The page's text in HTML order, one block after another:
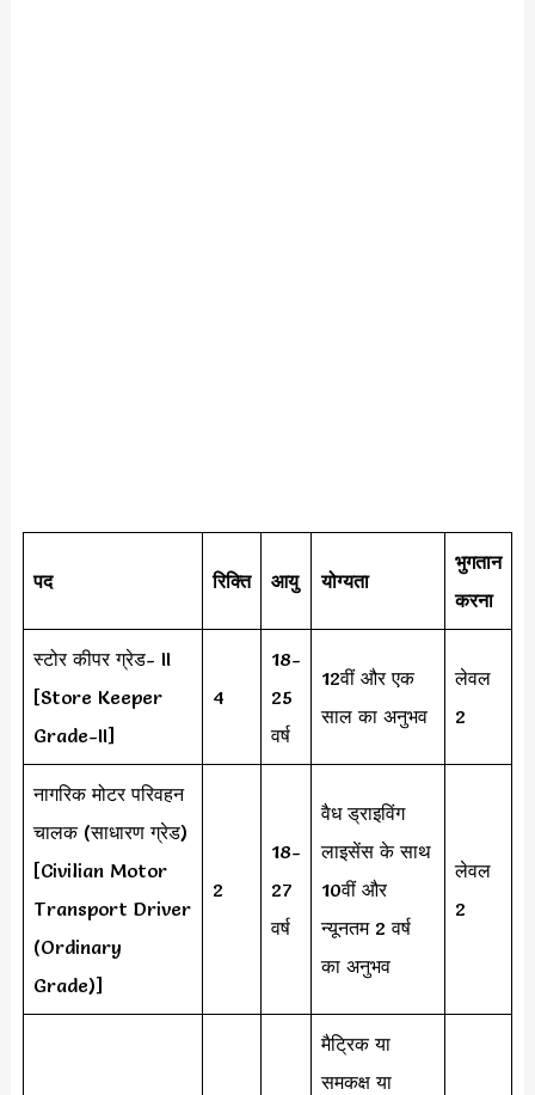
पद रिक्ति आयु योग्यता
भुगतान
करना
स्टोर कीपर ग्रेड- II
[Store Keeper
Grade-II]
4
18-
25
वर्ष
12वीं और एक
साल का अनुभव
लेवल
2
नागरिक मोटर परिवहन
चालक (साधारण ग्रेड)
[Civilian Motor
Transport Driver
(Ordinary
Grade)]
2
18-
27
वर्ष
वैध ड्राइविंग
लाइसेंस के साथ
10वीं और
न्यूनतम 2 वर्ष
का अनुभव
लेवल
2
मैट्रिक या
समकक्ष या